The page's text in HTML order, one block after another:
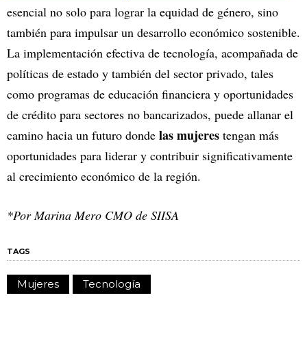
esencial no solo para lograr la equidad de género, sino
también para impulsar un desarrollo económico sostenible.
La implementación efectiva de tecnología, acompañada de
políticas de estado y también del sector privado, tales
como programas de educación financiera y oportunidades
de crédito para sectores no bancarizados, puede allanar el
camino hacia un futuro donde las mujeres tengan más
oportunidades para liderar y contribuir significativamente
al crecimiento económico de la región.
*Por Marina Mero CMO de SIISA
TAGS
Mujeres Tecnología